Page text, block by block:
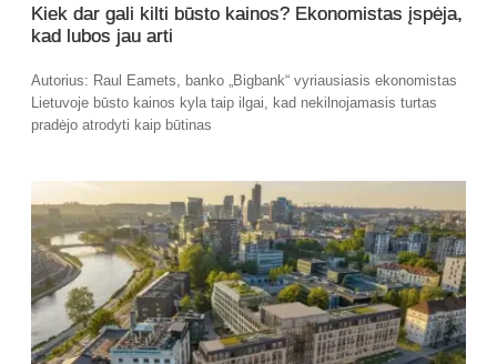
Kiek dar gali kilti būsto kainos? Ekonomistas įspėja,
kad lubos jau arti
Autorius: Raul Eamets, banko „Bigbank“ vyriausiasis ekonomistas
Lietuvoje būsto kainos kyla taip ilgai, kad nekilnojamasis turtas
pradėjo atrodyti kaip būtinas